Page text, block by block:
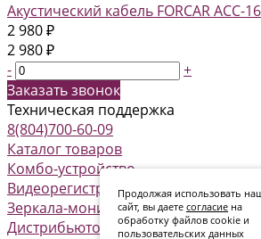
Акустический кабель FORCAR ACC-
2 980 ₽
2 980 ₽
-
+
Заказать звонок
Техническая поддержка
8(804)700-60-09
Каталог товаров
Комбо-устройство
Видеорегистраторы
Зеркала-мониторы
Дистрибьюторы питания
Продолжая использовать
сайт, вы даете согласие на
обработку файлов cookie и
пользовательских данных